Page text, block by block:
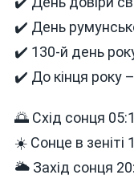
✔️ День
✔️ 130-й день
✔️ До кінця року
🌅 Схід сонця
☀️ Сонце в зеніті
🌥 Захід сонця